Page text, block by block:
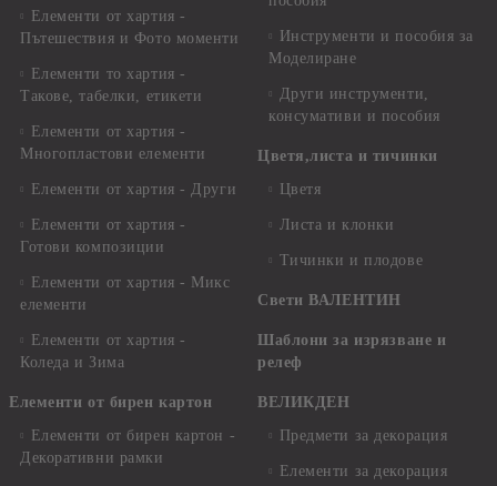
Елементи от хартия -
Пътешествия и Фото моменти
Елементи то хартия -
Такове, табелки, етикети
Елементи от хартия -
Многопластови елементи
Елементи от хартия - Други
Елементи от хартия -
Готови композиции
Елементи от хартия - Микс
елементи
Елементи от хартия -
Коледа и Зима
Елементи от бирен картон
Елементи от бирен картон -
Декоративни рамки
Инструменти и пособия за
Моделиране
Други инструменти,
консумативи и пособия
Цветя,листа и тичинки
Цветя
Листа и клонки
Тичинки и плодове
Свети ВАЛЕНТИН
Шаблони за изрязване и
релеф
ВЕЛИКДЕН
Предмети за декорация
Елементи за декорация